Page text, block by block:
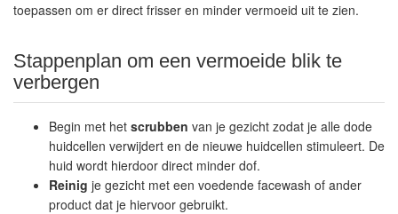
toepassen om er direct frisser en minder vermoeid uit te zien.
Stappenplan om een vermoeide blik te
verbergen
Begin met het scrubben van je gezicht zodat je alle dode
huidcellen verwijdert en de nieuwe huidcellen stimuleert. De
huid wordt hierdoor direct minder dof.
Reinig je gezicht met een voedende facewash of ander
product dat je hiervoor gebruikt.